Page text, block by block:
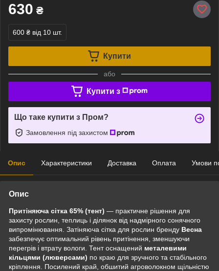
630 ₴
600 ₴ від 10 шт.
Купити
або
Купити з
Що таке купити з Пром?
Замовлення під захистом
Опис Характеристики Доставка Оплата Умови
Опис
Притіняюча сітка 65% (тент) — практичне рішення для
захисту рослин, теплиць і ділянок від надмірного сонячного
випромінювання. Затіняюча сітка для рослин бренду Весна
забезпечує оптимальний рівень притінення, зменшуючи
перегрів і втрату вологи. Тент оснащений металевими
кільцями (люверсами) по краю для зручного та стабільного
кріплення. Посилений край, обшитий агроволокном щільністю